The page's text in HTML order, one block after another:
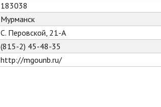
183038
Мурманск
С. Перовской, 21-А
(815-2) 45-48-35
http://mgounb.ru/